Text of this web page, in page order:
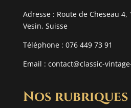
Adresse : Route de Cheseau 4,
Vesin, Suisse
Téléphone : 076 449 73 91
Email : contact@classic-
Nos rubriques